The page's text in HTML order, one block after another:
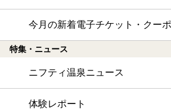
今月の新着電子チケット・クー
特集・ニュース
ニフティ温泉ニュース
体験レポート